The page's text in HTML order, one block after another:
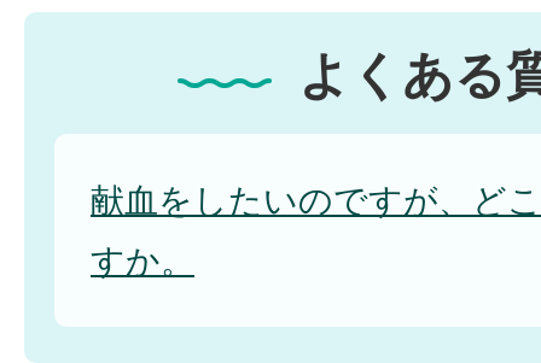
よくある
献血をしたいのですが、ど
すか。